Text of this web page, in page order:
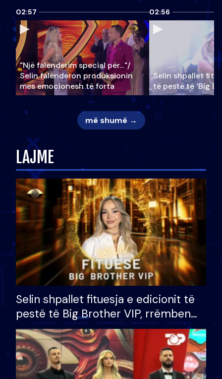
02:57
"Një falenderim special për…"/
Selin falënderon produksionin
mes emocionesh të forta
02:56
Selin shpallet
të pestë të ‘Big
më shumë →
LAJME
Selin shpallet fituesja e edicionit të
pestë të Big Brother VIP, rrëmben
çmimin e madh prej 100 mijë eurosh